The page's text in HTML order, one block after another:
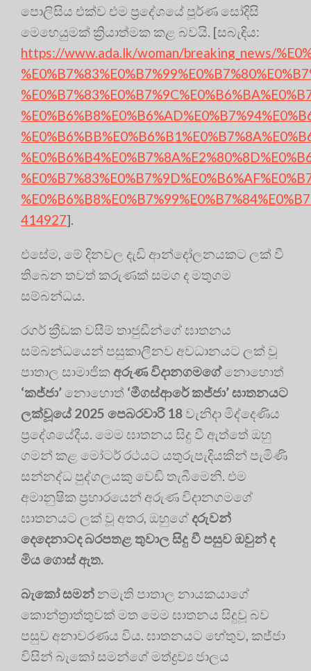
පොලිසිය එක්ව එම ප්‍රදේශයේ පූර්ණ සෝදිසි
මෙහෙයුමක් ක්‍රියාත්මක කළ බවයි. [සබැඳිය:
https://www.ada.lk/woman/breaking_news/
414927].
එසේම, මේ දිනවල දැඩි ආන්දෝලනයකට ලක් වී
තිබෙන තවත් කරුණක් සමග ද මතුගම
සම්බන්ධය.
රගර් ක්‍රීඩක වසීම් තාජුඩීන්ගේ ඝාතනය
සම්බන්ධයෙන් පසුකාලීනව අවධානයට ලක් වූ
පාතාල සාමාජික අරුණ විදානගමගේනොහොත්
‘කජ්ජා’ නොහොත් ‘මීගස්ආරේ කජ්ජා’ ඝාතනයට
ලක්වූයේ 2025 පෙබරවාරි 18 වැනිදා මිද්දෙණිය
ප්‍රදේශයේදීය. මෙම ඝාතනය සිදු වී ඇත්තේ ඔහු
ගමන් කළ මෝටර් රථයට යතුරුපැදියකින් පැමිණි
සන්නද්ධ පුද්ගලයකු වෙඩි තැබීමෙනි. එම
අමානුෂික ප්‍රහාරයෙන් අරුණ විදානගමගේ
ඝාතනයට ලක් වූ අතර, ඔහුගේ දරුවන්
දෙදෙනාටද බරපතළ තුවාල සිදු වී පසුව ඔවුන් ද
මිය ගොස් ඇත.
බැකෝ සමන්නමැති පාතාල නායකයාගේ
කොන්ත්‍රාත්තුවක් මත මෙම ඝාතනය සිදුවූ බව
පසුව අනාවරණය විය. ඝාතනයට හේතුව, කජ්ජා
විසින් බැකෝ සමන්ගේ මත්ද්‍රව්‍ය ජාලය